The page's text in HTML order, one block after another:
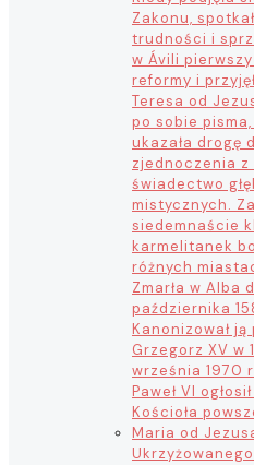
Zakonu,
trudności i
w Ávili
reformy i
Teresa od
po sobie
ukazała drogę
zjednoczenia z
świadectwo
mistycznych.
siedemnaście
karmelitanek
różnych
Zmarła w Alba
października
Kanonizował ją
Grzegorz XV w
września 1970
Paweł VI
Kościoła
Maria od
Ukrzyżowanego